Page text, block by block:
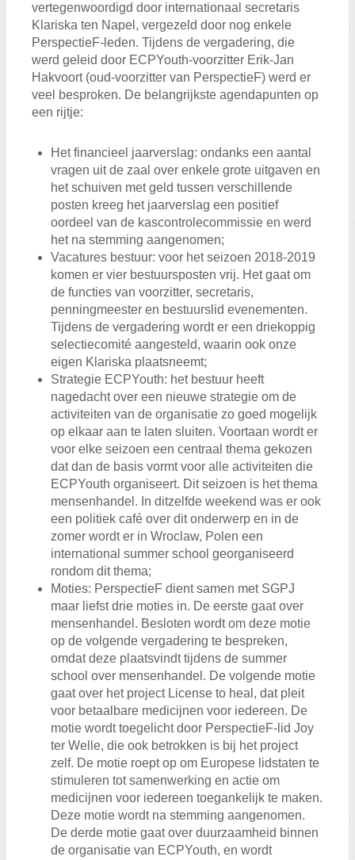
vertegenwoordigd door internationaal secretaris
Klariska ten Napel, vergezeld door nog enkele
PerspectieF-leden. Tijdens de vergadering, die
werd geleid door ECPYouth-voorzitter Erik-Jan
Hakvoort (oud-voorzitter van PerspectieF) werd er
veel besproken. De belangrijkste agendapunten op
een rijtje:
Het financieel jaarverslag: ondanks een aantal
vragen uit de zaal over enkele grote uitgaven en
het schuiven met geld tussen verschillende
posten kreeg het jaarverslag een positief
oordeel van de kascontrolecommissie en werd
het na stemming aangenomen;
Vacatures bestuur: voor het seizoen 2018-2019
komen er vier bestuursposten vrij. Het gaat om
de functies van voorzitter, secretaris,
penningmeester en bestuurslid evenementen.
Tijdens de vergadering wordt er een driekoppig
selectiecomité aangesteld, waarin ook onze
eigen Klariska plaatsneemt;
Strategie ECPYouth: het bestuur heeft
nagedacht over een nieuwe strategie om de
activiteiten van de organisatie zo goed mogelijk
op elkaar aan te laten sluiten. Voortaan wordt er
voor elke seizoen een centraal thema gekozen
dat dan de basis vormt voor alle activiteiten die
ECPYouth organiseert. Dit seizoen is het thema
mensenhandel. In ditzelfde weekend was er ook
een politiek café over dit onderwerp en in de
zomer wordt er in Wroclaw, Polen een
international summer school georganiseerd
rondom dit thema;
Moties: PerspectieF dient samen met SGPJ
maar liefst drie moties in. De eerste gaat over
mensenhandel. Besloten wordt om deze motie
op de volgende vergadering te bespreken,
omdat deze plaatsvindt tijdens de summer
school over mensenhandel. De volgende motie
gaat over het project License to heal, dat pleit
voor betaalbare medicijnen voor iedereen. De
motie wordt toegelicht door PerspectieF-lid Joy
ter Welle, die ook betrokken is bij het project
zelf. De motie roept op om Europese lidstaten te
stimuleren tot samenwerking en actie om
medicijnen voor iedereen toegankelijk te maken.
Deze motie wordt na stemming aangenomen.
De derde motie gaat over duurzaamheid binnen
de organisatie van ECPYouth, en wordt